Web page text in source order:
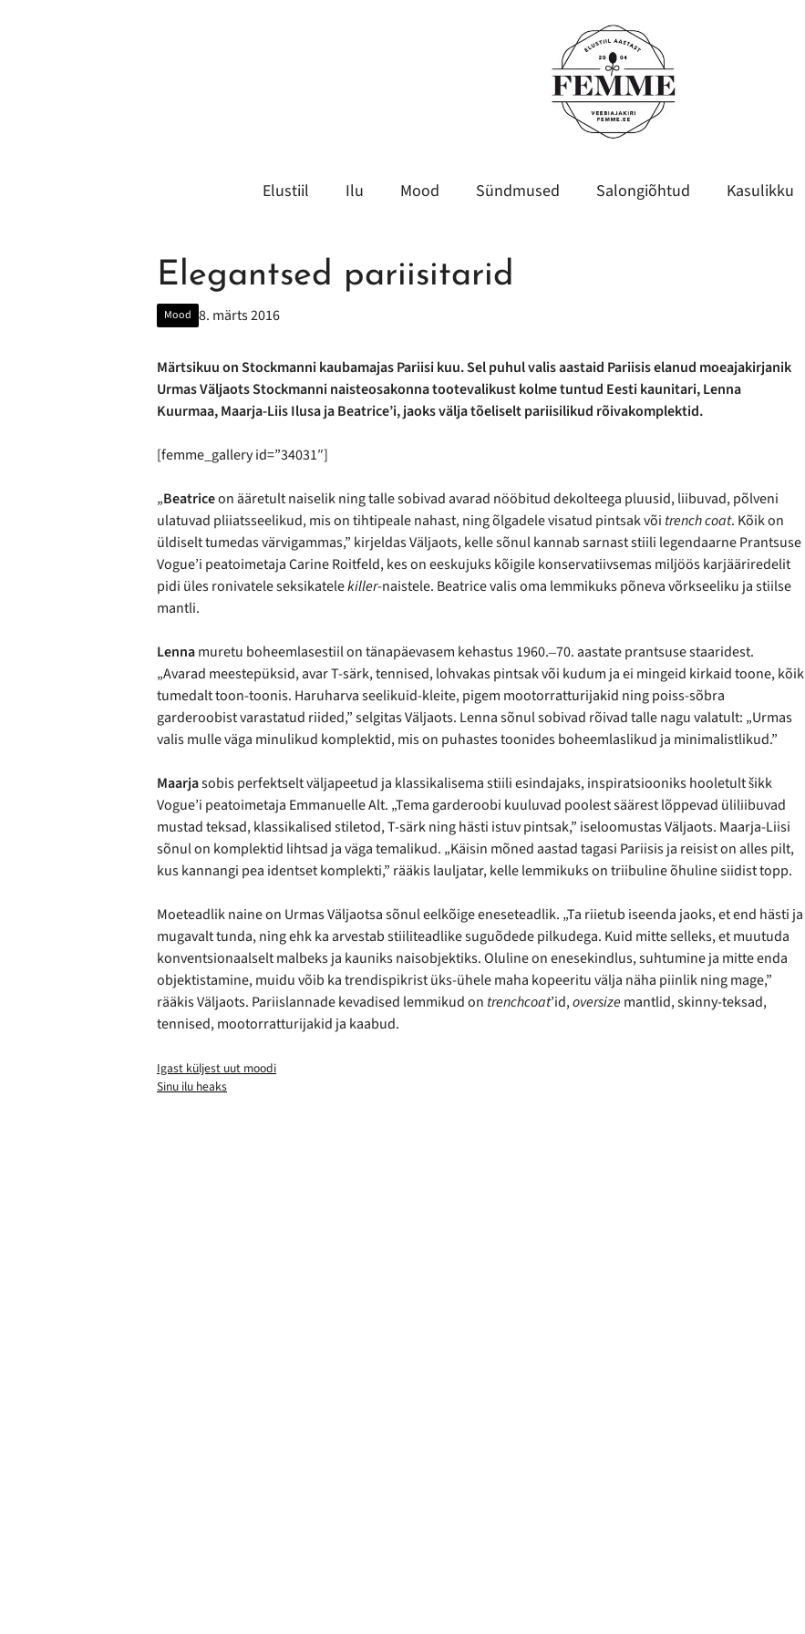
Elustiil Ilu Mood Sündmused Salongiõhtud Kasulikku
Elegantsed pariisitarid
Mood 8. märts 2016
Märtsikuu on Stockmanni kaubamajas Pariisi kuu. Sel puhul valis aastaid Pariisis elanud moeajakirjanik
Urmas Väljaots Stockmanni naisteosakonna tootevalikust kolme tuntud Eesti kaunitari, Lenna
Kuurmaa, Maarja-Liis Ilusa ja Beatrice’i, jaoks välja tõeliselt pariisilikud rõivakomplektid.
[femme_gallery id=”34031″]
„Beatriceon ääretult naiselik ning talle sobivad avarad nööbitud dekolteega pluusid, liibuvad, põlveni
ulatuvad pliiatsseelikud, mis on tihtipeale nahast, ning õlgadele visatud pintsak või trench coat. Kõik on
üldiselt tumedas värvigammas,” kirjeldas Väljaots, kelle sõnul kannab sarnast stiili legendaarne Prantsuse
Vogue’i peatoimetaja Carine Roitfeld, kes on eeskujuks kõigile konservatiivsemas miljöös karjääriredelit
pidi üles ronivatele seksikatelekiller-naistele. Beatrice valis oma lemmikuks põneva võrkseeliku ja stiilse
mantli.
Lennamuretu boheemlasestiil on tänapäevasem kehastus 1960.‒70. aastate prantsuse staaridest.
„Avarad meestepüksid, avar T-särk, tennised, lohvakas pintsak või kudum ja ei mingeid kirkaid toone, kõik
tumedalt toon-toonis. Haruharva seelikuid-kleite, pigem mootorratturijakid ning poiss-sõbra
garderoobist varastatud riided,” selgitas Väljaots. Lenna sõnul sobivad rõivad talle nagu valatult: „Urmas
valis mulle väga minulikud komplektid, mis on puhastes toonides boheemlaslikud ja minimalistlikud.”
Maarjasobis perfektselt väljapeetud ja klassikalisema stiili esindajaks, inspiratsiooniks hooletult šikk
Vogue’i peatoimetaja Emmanuelle Alt. „Tema garderoobi kuuluvad poolest säärest lõppevad üliliibuvad
mustad teksad, klassikalised stiletod, T-särk ning hästi istuv pintsak,” iseloomustas Väljaots. Maarja-Liisi
sõnul on komplektid lihtsad ja väga temalikud. „Käisin mõned aastad tagasi Pariisis ja reisist on alles pilt,
kus kannangi pea identset komplekti,” rääkis lauljatar, kelle lemmikuks on triibuline õhuline siidist topp.
Moeteadlik naine on Urmas Väljaotsa sõnul eelkõige eneseteadlik. „Ta riietub iseenda jaoks, et end hästi ja
mugavalt tunda, ning ehk ka arvestab stiiliteadlike suguõdede pilkudega. Kuid mitte selleks, et muutuda
konventsionaalselt malbeks ja kauniks naisobjektiks. Oluline on enesekindlus, suhtumine ja mitte enda
objektistamine, muidu võib ka trendispikrist üks-ühele maha kopeeritu välja näha piinlik ning mage,”
rääkis Väljaots. Pariislannade kevadised lemmikud on trenchcoat’id,oversizemantlid, skinny-teksad,
tennised, mootorratturijakid ja kaabud.
Igast küljest uut moodi
Sinu ilu heaks